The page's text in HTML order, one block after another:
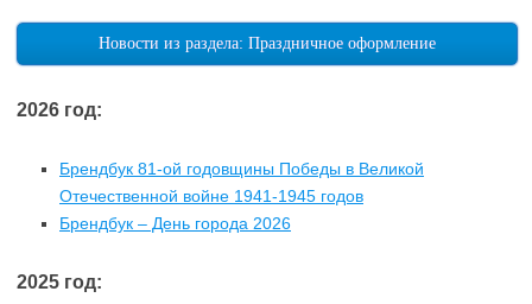
Новости из раздела: Праздничное оформление
2026 год:
Брендбук 81-ой годовщины Победы в Великой
Отечественной войне 1941-1945 годов
Брендбук – День города 2026
2025 год: